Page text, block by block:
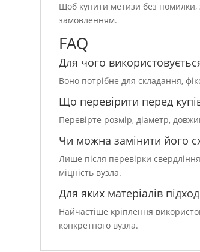
Щоб купити метизи без помилки,
замовленням.
FAQ
Для чого
Воно потрібне для складання,
Що перевірити перед
Перевірте розмір, діаметр,
Чи можна замінити його
Лише після перевірки
міцність вузла.
Для яких матеріалів
Найчастіше кріплення
конкретного вузла.